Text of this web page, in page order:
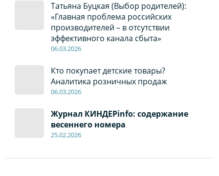
Татьяна Буцкая (Выбор родителей):
«Главная проблема российских
производителей – в отсутствии
эффективного канала сбыта»
06.03.2026
Кто покупает детские товары?
Аналитика розничных продаж
06.03.2026
Журнал КИНДЕРinfo: содержание
весеннего номера
25.02.2026